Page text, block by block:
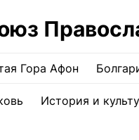
Гора Афон
История и